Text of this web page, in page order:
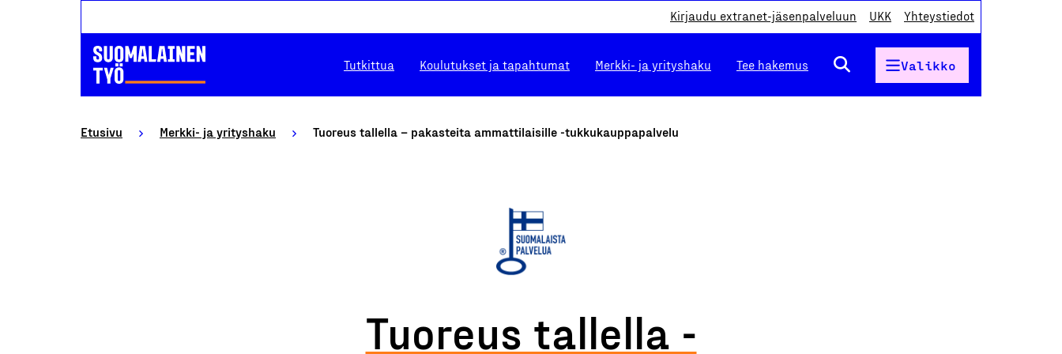
Kirjaudu extranet-jäsenpalveluun UKK Yhteystiedot
Tutkittua Koulutukset ja tapahtumat Merkki- ja yrityshaku Tee hakemus Valikko
Etusivu Merkki- ja yrityshaku Tuoreus tallella – pakasteita ammattilaisille -tukkukauppapalvelu
Tuoreus tallella -